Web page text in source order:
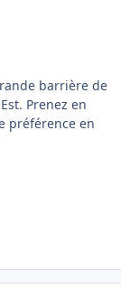
barrière de
Prenez en
préférence en